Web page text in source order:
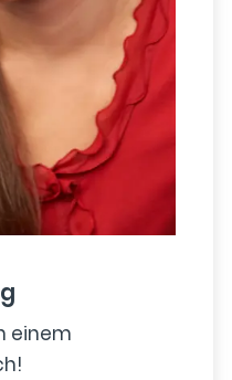
einem